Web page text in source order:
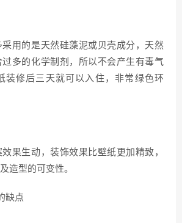
的是天然硅藻泥或贝壳成分，天然
多的化学制剂，所以不会产生有毒气
装修后三天就可以入住，非常绿色环
生动，装饰效果比壁纸更加精致，
造型的可变性。
点